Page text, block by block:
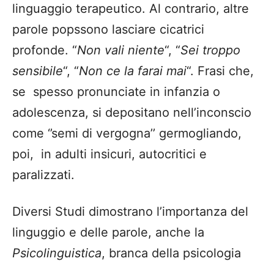
linguaggio terapeutico. Al contrario, altre
parole popssono lasciare cicatrici
profonde. “Non vali niente“, “Sei troppo
sensibile“, “Non ce la farai mai“. Frasi che,
se spesso pronunciate in infanzia o
adolescenza, si depositano nell’inconscio
come ‘’semi di vergogna’’ germogliando,
poi, in adulti insicuri, autocritici e
paralizzati.
Diversi Studi dimostrano l’importanza del
linguggio e delle parole, anche la
Psicolinguistica, branca della psicologia